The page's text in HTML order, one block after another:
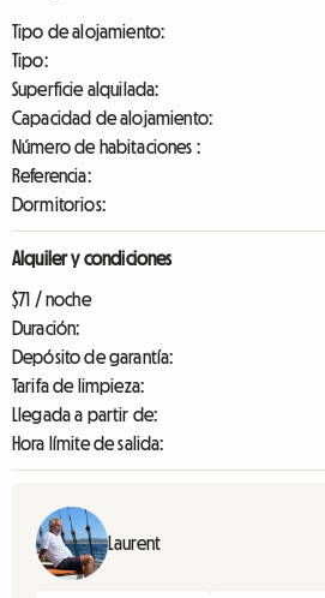
Tipo de alojamiento:
Tipo:
Superficie alquilada:
Capacidad de alojamiento:
Número de habitaciones :
Referencia:
Dormitorios:
Alquiler y condiciones
$71 / noche
Duración:
Depósito de garantía:
Tarifa de limpieza:
Llegada a partir de:
Hora límite de salida:
Laurent